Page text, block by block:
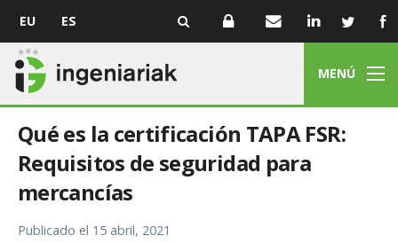
EU ES
MENÚ
Qué es la certificación TAPA FSR:
Requisitos de seguridad para
mercancías
Publicado el 15 abril, 2021